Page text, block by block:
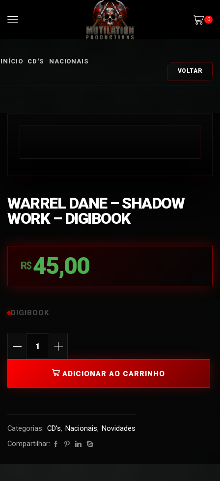
0
INÍCIO CD'S NACIONAIS
VOLTAR
WARREL DANE – SHADOW
WORK – DIGIBOOK
R$ 45,00
DIGIBOOK
ADICIONAR AO CARRINHO
Categorias: CD's, Nacionais, Novidades
Compartilhar: